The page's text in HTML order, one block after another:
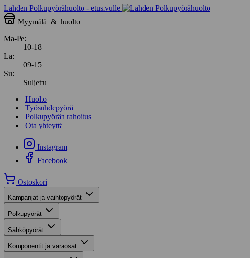
Lahden Polkupyörähuolto - etusivulle
Myymälä & huolto
Ma-Pe:
10-18
La:
09-15
Su:
Suljettu
Huolto
Työsuhdepyörä
Polkupyörän rahoitus
Ota yhteyttä
Instagram
Facebook
Ostoskori
Kampanjat ja vaihtopyörät
Polkupyörät
Sähköpyörät
Komponentit ja varaosat